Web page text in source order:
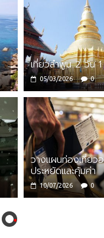
ครอบครัวสุขสั
เที่ยวลำพูน 2 วัน
05/03/2026 0
วางแผนท่องเที่ยว
ประหยัดและคุ้มค่า
10/07/2026 0